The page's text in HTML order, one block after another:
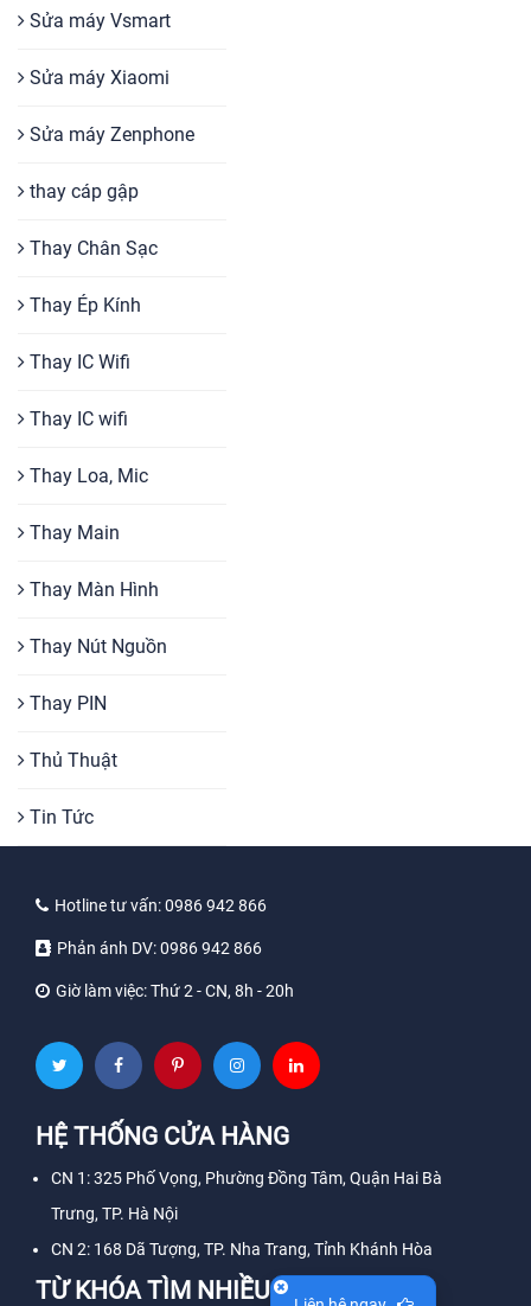
Sửa máy Vsmart
Sửa máy Xiaomi
Sửa máy Zenphone
thay cáp gập
Thay Chân Sạc
Thay Ép Kính
Thay IC Wifi
Thay IC wifi
Thay Loa, Mic
Thay Main
Thay Màn Hình
Thay Nút Nguồn
Thay PIN
Thủ Thuật
Tin Tức
Hotline tư vấn:0986 942 866
Phản ánh DV:0986 942 866
Giờ làm việc:Thứ 2 - CN, 8h - 20h
HỆ THỐNG CỬA HÀNG
CN 1: 325 Phố Vọng, Phường Đồng Tâm, Quận Hai Bà
Trưng, TP. Hà Nội
CN 2: 168 Dã Tượng, TP. Nha Trang, Tỉnh Khánh Hòa
TỪ KHÓA TÌM NHIỀU